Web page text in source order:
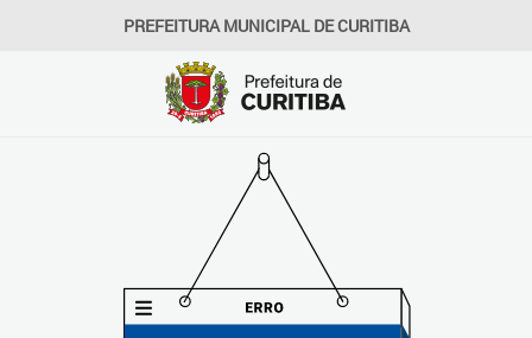
PREFEITURA MUNICIPAL DE CURITIBA